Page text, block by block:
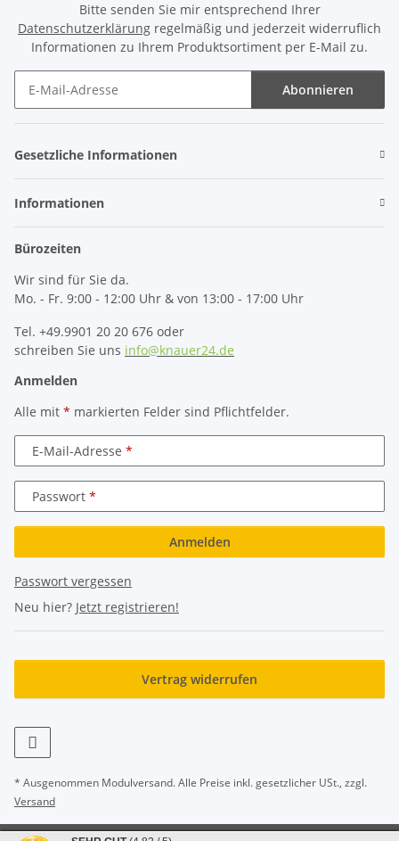
Bitte senden Sie mir entsprechend Ihrer
Datenschutzerklärung regelmäßig und jederzeit widerruflich
Informationen zu Ihrem Produktsortiment per E-Mail zu.
Abonnieren
Gesetzliche Informationen
Informationen
Bürozeiten
Wir sind für Sie da.
Mo. - Fr. 9:00 - 12:00 Uhr & von 13:00 - 17:00 Uhr
Tel. +49.9901 20 20 676 oder
schreiben Sie uns info@knauer24.de
Anmelden
Alle mit * markierten Felder sind Pflichtfelder.
E-Mail-Adresse
Passwort
Anmelden
Passwort vergessen
Neu hier? Jetzt registrieren!
Vertrag widerrufen
* Ausgenommen Modulversand. Alle Preise inkl. gesetzlicher USt., zzgl.
Versand